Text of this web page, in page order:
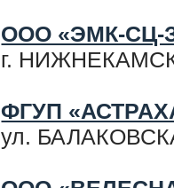
ООО «ЭМК-СЦ-
г.
ФГУП
ул.